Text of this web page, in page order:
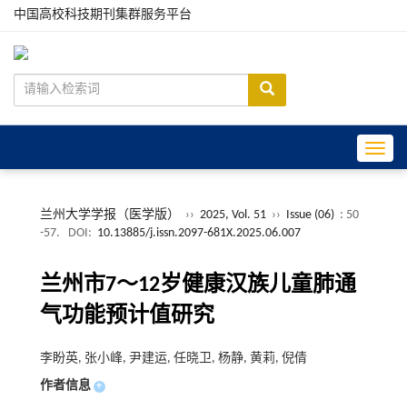
中国高校科技期刊集群服务平台
兰州大学学报（医学版） ›› 2025, Vol. 51 ›› Issue (06) : 50
-57.
DOI: 10.13885/j.issn.2097-681X.2025.06.007
兰州市7～12岁健康汉族儿童肺通
气功能预计值研究
李盼英, 张小峰, 尹建运, 任晓卫, 杨静, 黄莉, 倪倩
作者信息 +